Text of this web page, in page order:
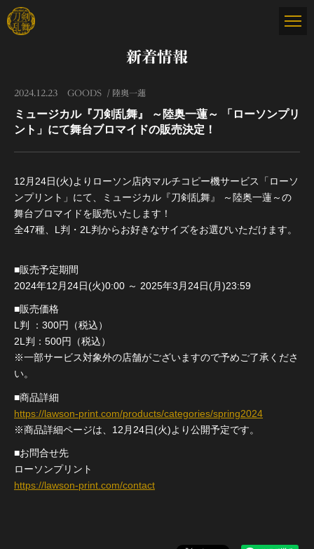
新着情報
2024.12.23 GOODS 陸奥一蓮
ミュージカル『刀剣乱舞』 ～陸奥一蓮～ 「ローソンプリ
ント」にて舞台ブロマイドの販売決定！
12月24日(火)よりローソン店内マルチコピー機サービス「ローソ
ンプリント」にて、ミュージカル『刀剣乱舞』 ～陸奥一蓮～の
舞台ブロマイドを販売いたします！
全47種、L判・2L判からお好きなサイズをお選びいただけます。
■販売予定期間
2024年12月24日(火)0:00 ～ 2025年3月24日(月)23:59
■販売価格
L判 ：300円（税込）
2L判：500円（税込）
※一部サービス対象外の店舗がございますので予めご了承くださ
い。
■商品詳細
https://lawson-print.com/products/categories/spring2024
※商品詳細ページは、12月24日(火)より公開予定です。
■お問合せ先
ローソンプリント
https://lawson-print.com/contact